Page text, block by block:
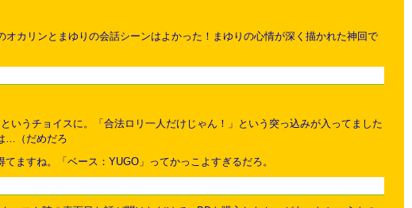
カリンとまゆりの会話シーンはよかった！まゆりの心情が深く描かれた神回で
うチョイスに。「合法ロリ一人だけじゃん！」という突っ込みが入ってました
…（だめだろ
ますね。「ベース：YUGO」ってかっこよすぎるだろ。